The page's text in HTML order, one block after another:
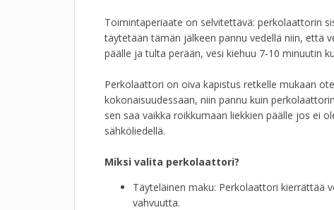
Toimintaperiaate on selvitettävä: perkolaattorin
täytetään tämän jälkeen pannu vedellä niin, että
päälle ja tulta perään, vesi kiehuu 7-10 minuutin
Perkolaattori on oiva kapistus retkelle mukaan
kokonaisuudessaan, niin pannu kuin
sen saa vaikka roikkumaan liekkien päälle jos ei
sähköliedellä.
Miksi valita perkolaattori?
Täyteläinen maku: Perkolaattori kierrättää
vahvuutta.